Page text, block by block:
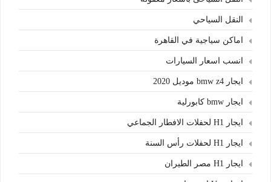
النقل السياحي
اماكن سياجية في القاهرة
انسب اسعار السيارات
ايجار bmw z4 موديل 2020
ايجار bmw كابورلية
ايجار H1 لحفلات الافطار الجماعي
ايجار H1 لحفلات رأس السنة
ايجار H1 مصر الطيران